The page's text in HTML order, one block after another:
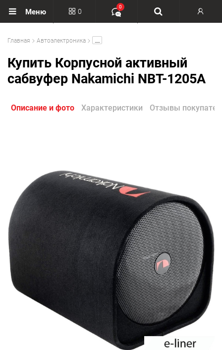
Меню 0
0
Главная Автоэлектроника
Купить Корпусной активный
сабвуфер Nakamichi NBT-1205A
Описание и фото Характеристики Отзывы